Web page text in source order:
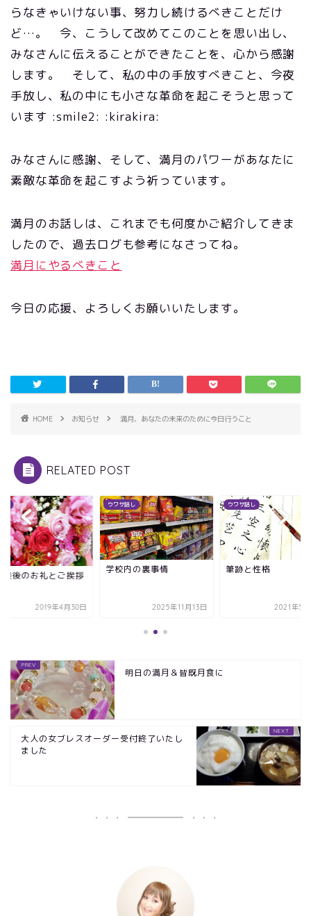
らなきゃいけない事、努力し続けるべきことだけ
ど…。 今、こうして改めてこのことを思い出し、
みなさんに伝えることができたことを、心から感謝
します。 そして、私の中の手放すべきこと、今夜
手放し、私の中にも小さな革命を起こそうと思って
います :smile2: :kirakira:
みなさんに感謝、そして、満月のパワーがあなたに
素敵な革命を起こすよう祈っています。
満月のお話しは、これまでも何度かご紹介してきま
したので、過去ログも参考になさってね。
満月にやるべきこと
今日の応援、よろしくお願いいたします。
HOME お知らせ 満月、あなたの未来のために今日行うこと
RELATED POST
最後のお礼とご挨拶
2019年4月30日
ウワサ話し
学校内の裏事情
2025年11月13日
ウワサ話し
筆跡と性格
2021年5
明日の満月＆皆既月食に
大人の女ブレスオーダー受付終了いたし
ました